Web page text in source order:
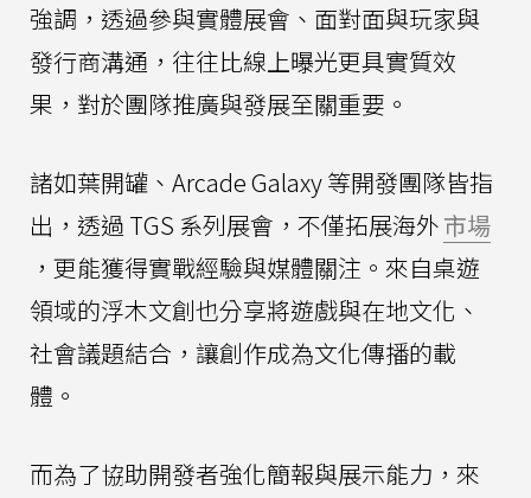
強調，透過參與實體展會、面對面與玩家與
發行商溝通，往往比線上曝光更具實質效
果，對於團隊推廣與發展至關重要。
諸如葉開罐、Arcade Galaxy 等開發團隊皆指
出，透過 TGS 系列展會，不僅拓展海外市場
，更能獲得實戰經驗與媒體關注。來自桌遊
領域的浮木文創也分享將遊戲與在地文化、
社會議題結合，讓創作成為文化傳播的載
體。
而為了協助開發者強化簡報與展示能力，來